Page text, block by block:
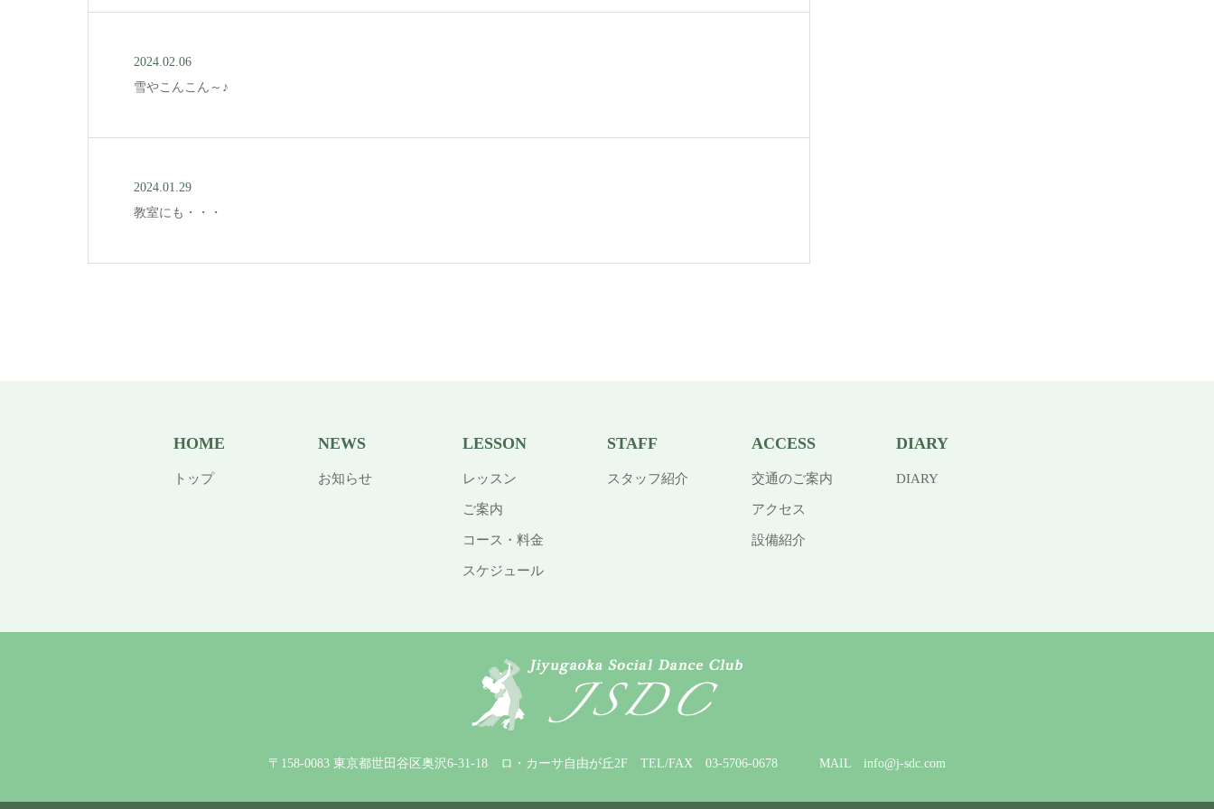
2024.02.06
雪やこんこん～♪
2024.01.29
教室にも・・・
HOME
トップ
NEWS
お知らせ
LESSON
レッスン
ご案内
コース・料金
スケジュール
STAFF
スタッフ紹介
ACCESS
交通のご案内
アクセス
設備紹介
DIARY
DIARY
〒158-0083 東京都世田谷区奥沢6-31-18 ロ・カーサ自由が丘2F TEL/FAX 03-5706-0678 MAIL info@j-sdc.com